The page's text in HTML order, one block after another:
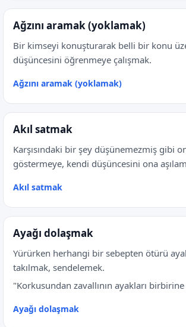
Ağzını aramak (yoklamak)
Bir kimseyi konuşturarak belli bir konu
düşüncesini öğrenmeye çalışmak.
Ağzını aramak (yoklamak)
Akıl satmak
Karşısındaki bir şey düşünemezmiş gibi
göstermeye, kendi düşüncesini ona
Akıl satmak
Ayağı dolaşmak
Yürürken herhangi bir sebepten ötürü
takılmak, sendelemek.
"Korkusundan zavallının ayakları birbirine
Ayağı dolaşmak